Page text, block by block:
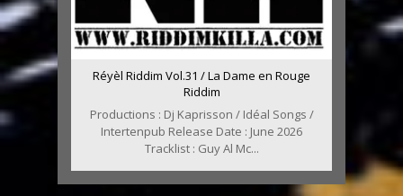
Réyèl Riddim Vol.31 / La Dame en Rouge
Riddim
Productions : Dj Kaprisson / Idéal Songs /
Intertenpub Release Date : June 2026
Tracklist : Guy Al Mc...